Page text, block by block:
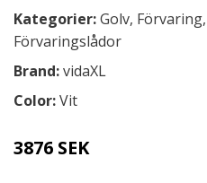
Kategorier:Golv, Förvaring,
Förvaringslådor
Brand:vidaXL
Color:Vit
3876 SEK